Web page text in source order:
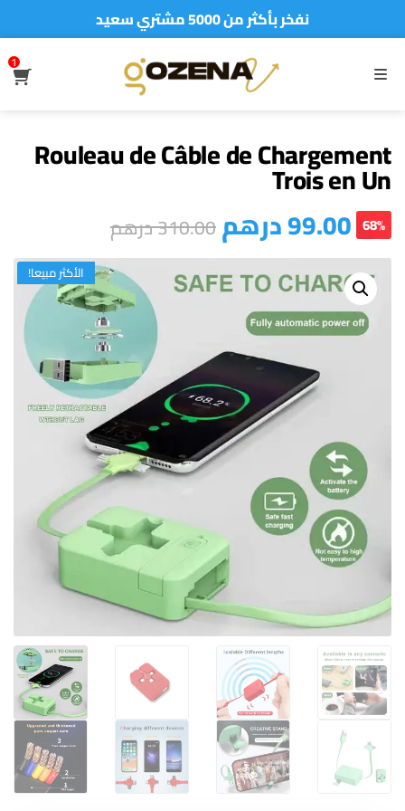
نفخر بأكثر من 5000 مشتري سعيد
MENU
1
Rouleau de Câble de Chargement
Trois en Un
99.00درهم310.00درهم 68%
الأكثر مبيعا!